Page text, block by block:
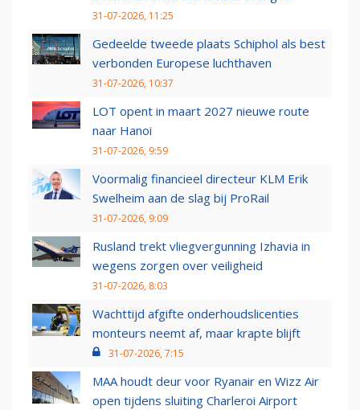
31-07-2026, 11:25
Gedeelde tweede plaats Schiphol als best
verbonden Europese luchthaven
31-07-2026, 10:37
LOT opent in maart 2027 nieuwe route
naar Hanoi
31-07-2026, 9:59
Voormalig financieel directeur KLM Erik
Swelheim aan de slag bij ProRail
31-07-2026, 9:09
Rusland trekt vliegvergunning Izhavia in
wegens zorgen over veiligheid
31-07-2026, 8:03
Wachttijd afgifte onderhoudslicenties
monteurs neemt af, maar krapte blijft
31-07-2026, 7:15
MAA houdt deur voor Ryanair en Wizz Air
open tijdens sluiting Charleroi Airport